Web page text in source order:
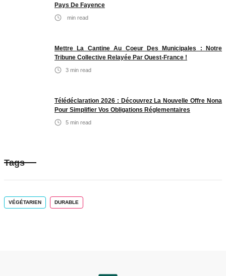
Pays De Fayence
min read
Mettre La Cantine Au Coeur Des Municipales : Notre
Tribune Collective Relayée Par Ouest-France !
3 min read
Télédéclaration 2026 : Découvrez La Nouvelle Offre Nona
Pour Simplifier Vos Obligations Réglementaires
5 min read
Tags
VÉGÉTARIEN DURABLE